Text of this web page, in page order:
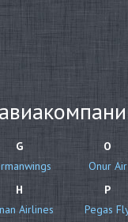
G
H
Airlines
O
Onur Air
P
Pegas